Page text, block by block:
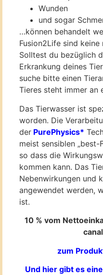
Wunden
und sogar
…können behandelt
Fusion2Life sind
Solltest du bezüglich
Erkrankung deines
suche bitte einen
Tieres steht immer an
Das Tierwasser ist
worden. Die
der PurePhysics*
meist sensiblen „best-
so dass die
kommen kann. Das
Nebenwirkungen und
angewendet werden,
ist.
10 % vom
zum
Und hier gibt es